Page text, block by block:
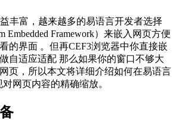
丰富，越来越多的易语言开发者选择
Embedded Framework）来嵌入网页方便
的界面 。但再CEF3浏览器中你直接嵌
自适应适配 那么如果你的窗口不够大
页，所以本文将详细介绍如何在易语言
网页内容的精确缩放。